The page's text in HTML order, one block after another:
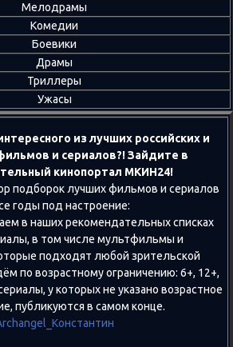
Мелодрамы
Комедии
Боевики
Драмы
Триллеры
Ужасы
из лучших российских и
и сериалов?! Зайдите в
кинопортал МКИН24!
подборок лучших фильмов и сериалов
годы под настроение:
в наших рекомендательных списках
в том числе мультфильмы и
подходят любой зрительской
по возрастному ограничению: 6+, 12+,
у которых не указано возрастное
публикуются в самом конце.